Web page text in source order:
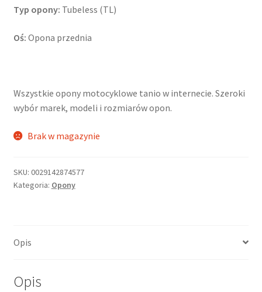
Typ opony: Tubeless (TL)
Oś: Opona przednia
Wszystkie opony motocyklowe tanio w internecie. Szeroki
wybór marek, modeli i rozmiarów opon.
Brak w magazynie
SKU: 0029142874577
Kategoria: Opony
Opis
Opis